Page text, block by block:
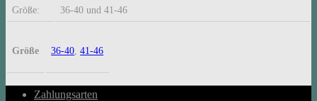
Größe: 36-40 und 41-46
Größe 36-40,41-46
Zahlungsarten